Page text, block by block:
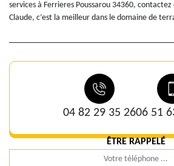
services à Ferrieres Poussarou 34360,
Claude, c’est la meilleur dans le domaine de
04 82 29 35 2606 51
ÊTRE RAPPELÉ